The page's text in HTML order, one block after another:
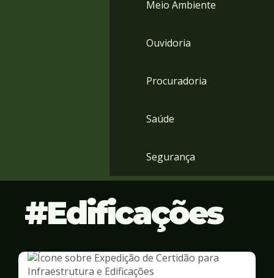
Meio Ambiente
Ouvidoria
Procuradoria
Saúde
Segurança
Edificações